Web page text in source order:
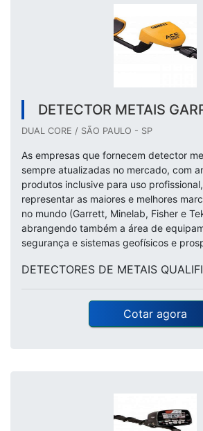
DETECTOR METAIS
DUAL CORE / SÃO PAULO - SP
As empresas que fornecem detector
sempre atualizadas no mercado, com
produtos inclusive para uso
representar as maiores e melhores
no mundo (Garrett, Minelab, Fisher e
abrangendo também a área de
segurança e sistemas geofísicos e
DETECTORES DE METAIS
Cotar agora